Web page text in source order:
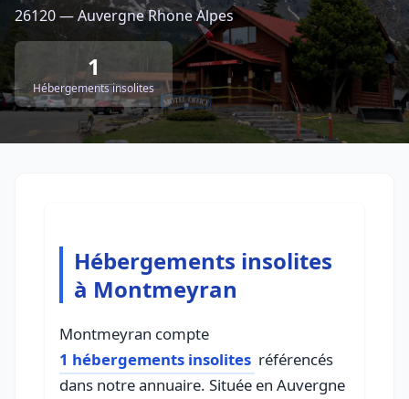
26120 — Auvergne Rhone Alpes
1
Hébergements insolites
Hébergements insolites
à Montmeyran
Montmeyran compte
1 hébergements insolites référencés
dans notre annuaire. Située en Auvergne